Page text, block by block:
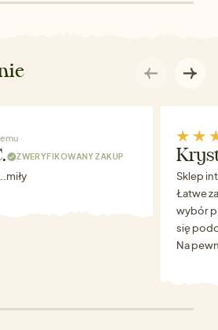
ZWERYFIKOWANY ZAKUP
Sklep
Łatwe
wybór
się
Na